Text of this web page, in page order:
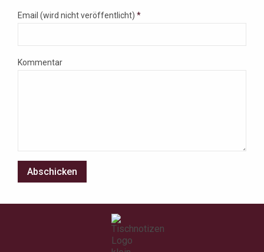
Email (wird nicht veröffentlicht) *
Kommentar